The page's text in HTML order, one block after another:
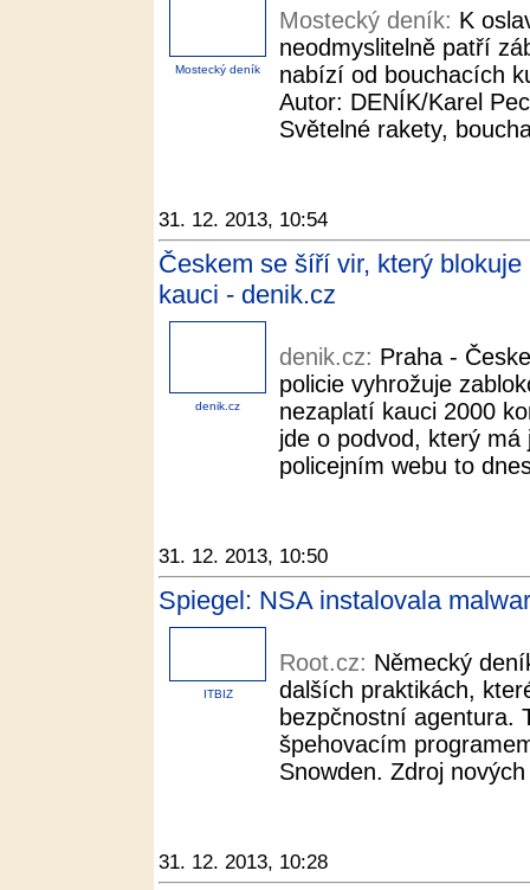
Mostecký deník
Mostecký deník: K
neodmyslitelně patří
nabízí od bouchacích
Autor: DENÍK/Karel
Světelné rakety,
31. 12. 2013, 10:54
Českem se šíří vir, který
kauci - denik.cz
denik.cz
denik.cz: Praha -
policie vyhrožuje
nezaplatí kauci 2000
jde o podvod, který
policejním webu to
31. 12. 2013, 10:50
Spiegel: NSA instalovala
ITBIZ
Root.cz: Německý
dalších praktikách,
bezpčnostní agentura.
špehovacím
Snowden. Zdroj
31. 12. 2013, 10:28